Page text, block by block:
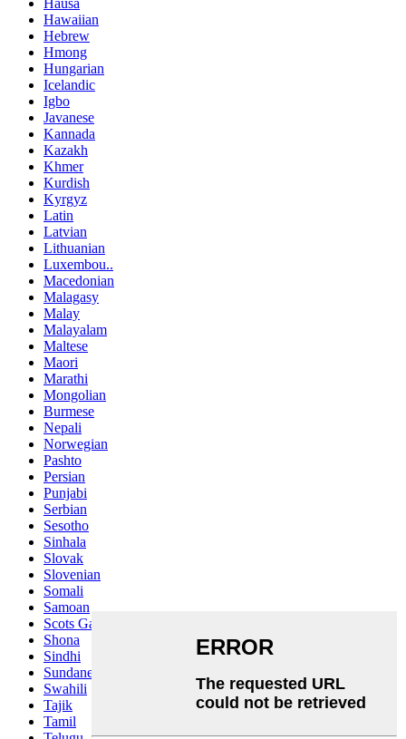
Hausa
Hawaiian
Hebrew
Hmong
Hungarian
Icelandic
Igbo
Javanese
Kannada
Kazakh
Khmer
Kurdish
Kyrgyz
Latin
Latvian
Lithuanian
Luxembou..
Macedonian
Malagasy
Malay
Malayalam
Maltese
Maori
Marathi
Mongolian
Burmese
Nepali
Norwegian
Pashto
Persian
Punjabi
Serbian
Sesotho
Sinhala
Slovak
Slovenian
Somali
Samoan
Scots Gaelic
Shona
Sindhi
Sundanese
Swahili
Tajik
Tamil